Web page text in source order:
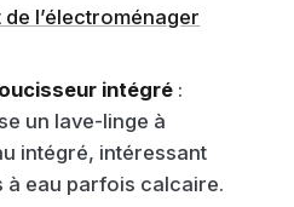
l’électroménager
intégré :
un lave-linge à
intégré, intéressant
à eau parfois calcaire.